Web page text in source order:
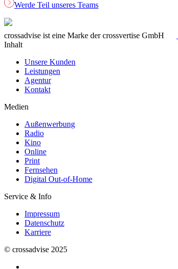
Werde Teil unseres Teams
crossadvise ist eine Marke der crossvertise GmbH
Inhalt
Unsere Kunden
Leistungen
Agentur
Kontakt
Medien
Außenwerbung
Radio
Kino
Online
Print
Fernsehen
Digital Out-of-Home
Service & Info
Impressum
Datenschutz
Karriere
© crossadvise 2025